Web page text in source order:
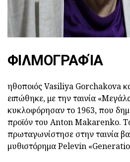
ΦΙΛΜΟΓΡΑΦΊΑ
ηθοποιός Vasiliya Gorchakova
ειπώθηκε, με την ταινία
κυκλοφόρησαν το 1963, που
προϊόν του Anton Makarenko.
πρωταγωνίστησε στην ταινία
μυθιστόρημα Pelevin